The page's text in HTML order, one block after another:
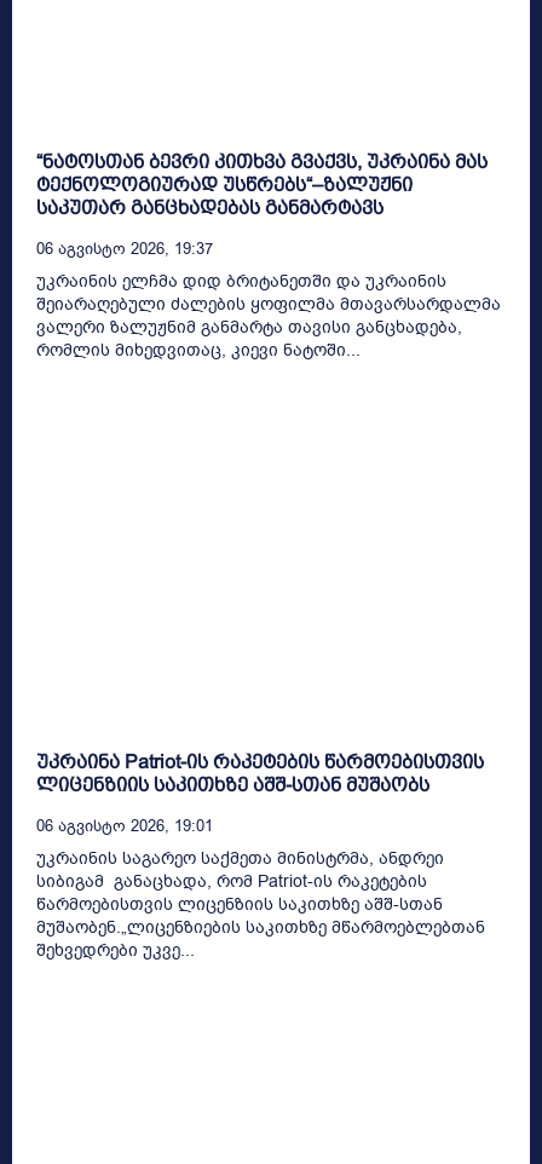
“ნატოსთან ბევრი კითხვა გვაქვს, უკრაინა მას
ტექნოლოგიურად უსწრებს“–ზალუჟნი
საკუთარ განცხადებას განმარტავს
06 Აგვისტო 2026, 19:37
უკრაინის ელჩმა დიდ ბრიტანეთში და უკრაინის
შეიარაღებული ძალების ყოფილმა მთავარსარდალმა
ვალერი ზალუჟნიმ განმარტა თავისი განცხადება,
რომლის მიხედვითაც, კიევი ნატოში...
უკრაინა Patriot-ის რაკეტების წარმოებისთვის
ლიცენზიის საკითხზე აშშ-სთან მუშაობს
06 Აგვისტო 2026, 19:01
უკრაინის საგარეო საქმეთა მინისტრმა, ანდრეი
სიბიგამ განაცხადა, რომ Patriot-ის რაკეტების
წარმოებისთვის ლიცენზიის საკითხზე აშშ-სთან
მუშაობენ.„ლიცენზიების საკითხზე მწარმოებლებთან
შეხვედრები უკვე...